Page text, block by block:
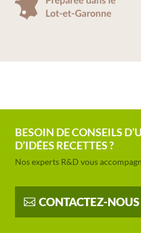
BESOIN DE CONSEILS
D’IDÉES RECETTES ?
Nos experts R&D vous
CONTACTEZ-NOUS